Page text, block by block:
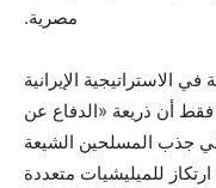
مصرية.
الاستراتيجية الإيرانية
أن ذريعة «الدفاع عن
في جذب المسلحين الشيعة
للميليشيات متعددة